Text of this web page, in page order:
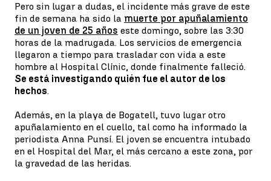
Pero sin lugar a dudas, el incidente más grave de este
fin de semana ha sido la muerte por apuñalamiento
de un joven de 25 años este domingo, sobre las 3:30
horas de la madrugada. Los servicios de emergencia
llegaron a tiempo para trasladar con vida a este
hombre al Hospital Clínic, donde finalmente falleció.
Se está investigando quién fue el autor de los
hechos.
Además, en la playa de Bogatell, tuvo lugar otro
apuñalamiento en el cuello, tal como ha informado la
periodista Anna Punsí. El joven se encuentra intubado
en el Hospital del Mar, el más cercano a este zona, por
la gravedad de las heridas.